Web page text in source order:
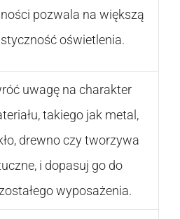
pozwala na większą
oświetlenia.
uwagę na charakter
takiego jak metal,
drewno czy tworzywa
i dopasuj go do
wyposażenia.